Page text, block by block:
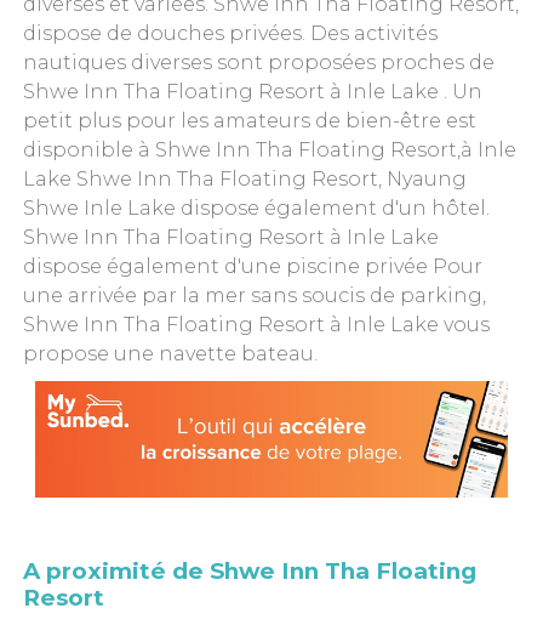
dispose de douches privées. Des activités
nautiques diverses sont proposées proches de
Shwe Inn Tha Floating Resort à Inle Lake . Un
petit plus pour les amateurs de bien-être est
disponible à Shwe Inn Tha Floating Resort,à Inle
Lake Shwe Inn Tha Floating Resort, Nyaung
Shwe Inle Lake dispose également d'un hôtel.
Shwe Inn Tha Floating Resort à Inle Lake
dispose également d'une piscine privée Pour
une arrivée par la mer sans soucis de parking,
Shwe Inn Tha Floating Resort à Inle Lake vous
propose une navette bateau.
A proximité de Shwe Inn Tha Floating
Resort